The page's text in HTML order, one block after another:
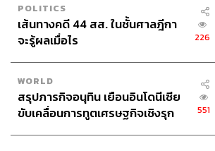
POLITICS
เส้นทางคดี 44 สส. ในชั้นศาลฎีกา
จะรู้ผลเมื่อไร
226
WORLD
สรุปภารกิจอนุทิน เยือนอินโดนีเซีย
ขับเคลื่อนการทูตเศรษฐกิจเชิงรุก
551